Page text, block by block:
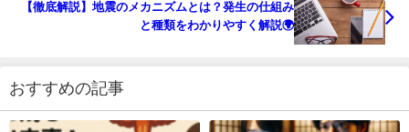
【徹底解説】地震のメカニズムとは？発生の仕組み
と種類をわかりやすく解説🌍
おすすめの記事